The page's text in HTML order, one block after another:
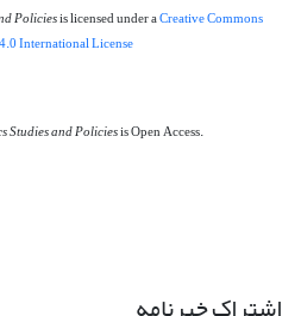
Policiesis licensed under aCreative Commons
International License
Studies and Policiesis Open Access.